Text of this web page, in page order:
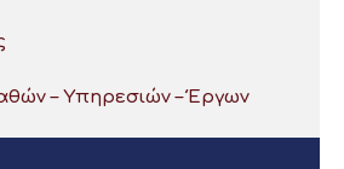
– Υπηρεσιών – Έργων